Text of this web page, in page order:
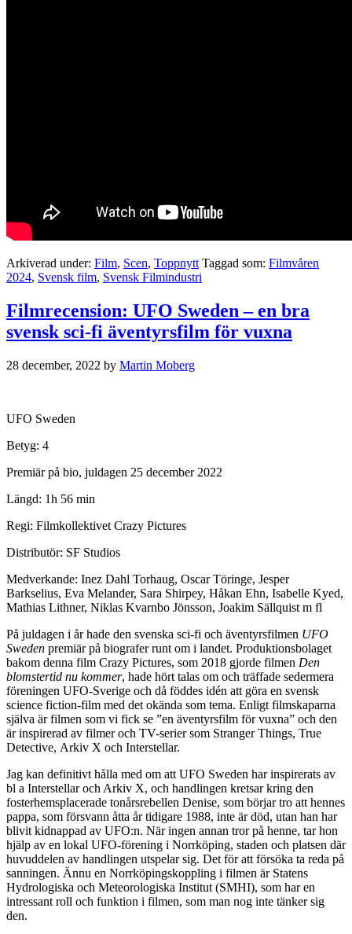
Arkiverad under: Film, Scen, Toppnytt Taggad som: Filmvåren
2024, Svensk film, Svensk Filmindustri
Filmrecension: UFO Sweden – en bra
svensk sci-fi äventyrsfilm för vuxna
28 december, 2022 by Martin Moberg
UFO Sweden
Betyg: 4
Premiär på bio, juldagen 25 december 2022
Längd: 1h 56 min
Regi: Filmkollektivet Crazy Pictures
Distributör: SF Studios
Medverkande: Inez Dahl Torhaug, Oscar Töringe, Jesper
Barkselius, Eva Melander, Sara Shirpey, Håkan Ehn, Isabelle Kyed,
Mathias Lithner, Niklas Kvarnbo Jönsson, Joakim Sällquist m fl
På juldagen i år hade den svenska sci-fi och äventyrsfilmen UFO
Sweden premiär på biografer runt om i landet. Produktionsbolaget
bakom denna film Crazy Pictures, som 2018 gjorde filmen Den
blomstertid nu kommer, hade hört talas om och träffade sedermera
föreningen UFO-Sverige och då föddes idén att göra en svensk
science fiction-film med det okända som tema. Enligt filmskaparna
själva är filmen som vi fick se ”en äventyrsfilm för vuxna” och den
är inspirerad av filmer och TV-serier som Stranger Things, True
Detective, Arkiv X och Interstellar.
Jag kan definitivt hålla med om att UFO Sweden har inspirerats av
bl a Interstellar och Arkiv X, och handlingen kretsar kring den
fosterhemsplacerade tonårsrebellen Denise, som börjar tro att hennes
pappa, som försvann åtta år tidigare 1988, inte är död, utan han har
blivit kidnappad av UFO:n. När ingen annan tror på henne, tar hon
hjälp av en lokal UFO-förening i Norrköping, staden och platsen där
huvuddelen av handlingen utspelar sig. Det för att försöka ta reda på
sanningen. Ännu en Norrköpingskoppling i filmen är Statens
Hydrologiska och Meteorologiska Institut (SMHI), som har en
intressant roll och funktion i filmen, som man nog inte tänker sig
den.